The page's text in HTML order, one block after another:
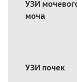
УЗИ
моча
УЗИ почек